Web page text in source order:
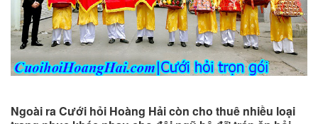
Ngoài ra Cưới hỏi Hoàng Hải còn cho thuê nhiều loại